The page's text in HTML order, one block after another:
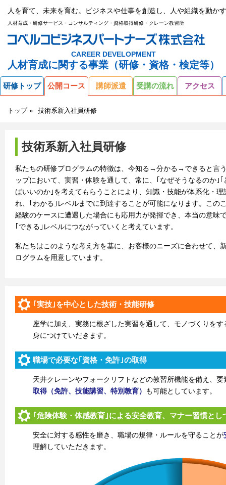
人を育て、未来を育む。ビジネスや仕事を創造し、人や組織を動か
人材育成・研修サービス・コンサルティング・資格取得研修・クレーン教習所
CAREER DEVELOPMENT
人材育成に関する事業（研修・資格・検定等）
研修トップ 公開コース 講師派遣 受講の流れ アクセス
トップ 技術系新入社員研修
技術系新入社員研修
私たちの研修プログラムの特徴は、今知る→分かる→できると言
ップにおいて、実習・体験を通して、常に、｢なぜそうなるのか｣｢
ばいいのか｣を考えてもらうことにより、知識・技能が体系化・理
れ、｢わかる｣レベルまでに到達することが可能になります。この
経験のケースに遭遇した場合にも応用力が発揮でき、本当の意味
｢できる｣レベルにつながっていくと考えています。
私たちはこのような考え方を基に、お客様のニーズに合わせて、
ログラムを用意しています。
｢実技｣を中心とした技術・技能研修
座学に加え、実務に根ざした実習を通して、モノづくりをす
身につけていだきます。
職場で必要な｢資格・免許｣の取得
天井クレーンやフォークリフトなどの教習所機能を備え、
取得（免許、技能講習、特別教育）
も可能としています。
｢危険体験・体感教育｣による安全教育、マナー習慣とし
安全に対する感性を磨き、職場の規律・ルールを守ることが
理解していただきます。